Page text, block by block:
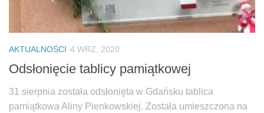
AKTUALNOŚCI 4 WRZ, 2020
Odsłonięcie tablicy pamiątkowej
31 sierpnia została odsłonięta w Gdańsku tablica
pamiątkowa Aliny Pienkowskiej. Została umieszczona na